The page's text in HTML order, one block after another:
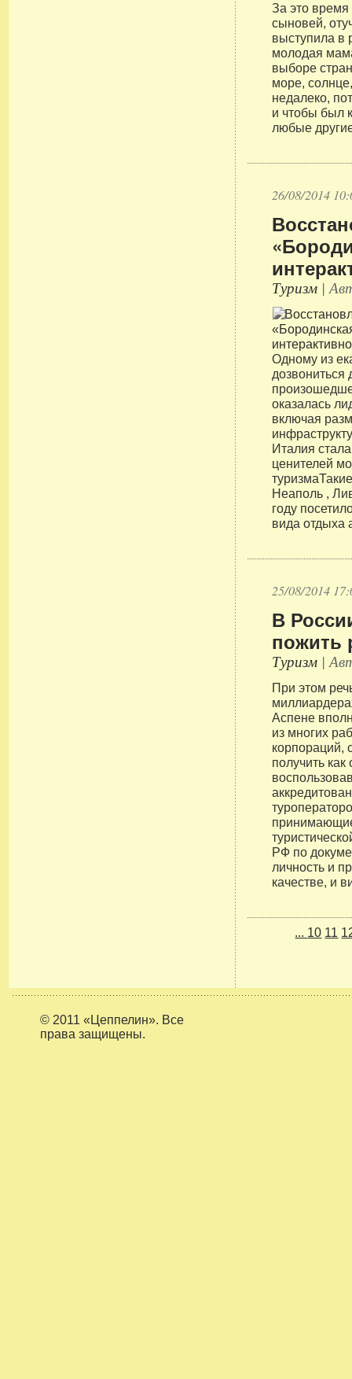
За это
сыновей,
выступила в
молодая
выборе
море,
недалеко,
и чтобы был
любые
26/08/2014
Туризм |
Одному из
оказалась
включая
Италия
ценителей
Неаполь ,
году
вида отдыха
25/08/2014
В
пожить
Туризм |
При этом
Аспене
из многих
корпораций,
получить как
РФ по
личность и
качестве, и
... 10 11
© 2011 «Цеппелин». Все
права защищены.